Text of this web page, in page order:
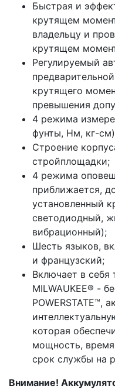
Быстрая и
крутящем
владельцу и
крутящем
Регулируемый
крутящего
превышения
4 режима
фунты, Нм, кг-
Строение
стройплощадки;
4 режима
приближается,
установленный
светодиодный,
вибрационный);
Шесть языков,
и французский;
Включает в себя
MILWAUKEE® -
POWERSTATE™,
которая
мощность,
срок службы на
Внимание!